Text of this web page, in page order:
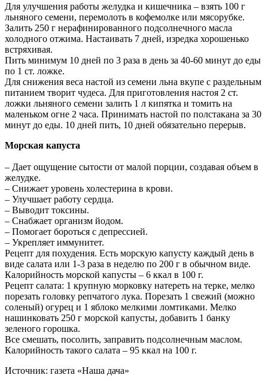
Для улучшения работы желудка и кишечника – взять 100 г
льняного семени, перемолоть в кофемолке или мясорубке.
Залить 250 г нерафинированного подсолнечного масла
холодного отжима. Настаивать 7 дней, изредка хорошенько
встряхивая.
Пить минимум 10 дней по 3 раза в день за 40-60 минут до еды
по 1 ст. ложке.
Для снижения веса настой из семени льна вкупе с раздельным
питанием творит чудеса. Для приготовления настоя 2 ст.
ложки льняного семени залить 1 л кипятка и томить на
маленьком огне 2 часа. Принимать настой по полстакана за 30
минут до еды. 10 дней пить, 10 дней обязательно перерыв.
Морская капуста
– Дает ощущение сытости от малой порции, создавая объем в
желудке.
– Снижает уровень холестерина в крови.
– Улучшает работу сердца.
– Выводит токсины.
– Снабжает организм йодом.
– Помогает бороться с депрессией.
– Укрепляет иммунитет.
Рецепт для похудения. Есть морскую капусту каждый день в
виде салата или 1-3 раза в неделю по 200 г в обычном виде.
Калорийность морской капусты – 6 ккал в 100 г.
Рецепт салата: 1 крупную морковку натереть на терке, мелко
порезать головку репчатого лука. Порезать 1 свежий (можно
соленый) огурец и 1 яблоко мелкими ломтиками. Мелко
нашинковать 250 г морской капусты, добавить 1 банку
зеленого горошка.
Все смешать, посолить, заправить подсолнечным маслом.
Калорийность такого салата – 95 ккал на 100 г.
Источник: газета «Наша дача»